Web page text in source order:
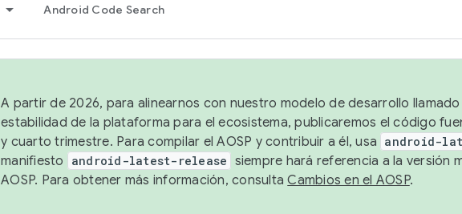
Android Code Search
A partir de 2026, para alinearnos con nuestro modelo de desarrollo
estabilidad de la plataforma para el ecosistema, publicaremos el código
y cuarto trimestre. Para compilar el AOSP y contribuir a él, usa android-
manifiesto
android-latest-release siempre hará referencia a la versión
AOSP. Para obtener más información, consultaCambios en el AOSP.